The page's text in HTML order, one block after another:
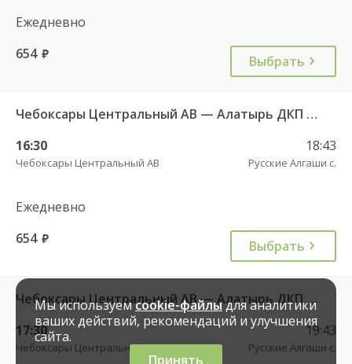
Ежедневно
654 руб. Выбрать
Чебоксары Центральный АВ — Алатырь ДКП ч/з Шумерля г. ДКП 535
16:30
Чебоксары Центральный АВ
18:43
Русские Алгаши с.
Ежедневно
654 руб. Выбрать
Чебоксары Центральный АВ — Алатырь ДКП ч/з Шумерля г. ДКП 535
17:30
Чебоксары Центральный АВ
19:43
Русские Алгаши с.
Мы используемcookie-файлыдля аналитики
ваших действий, рекомендаций и улучшения
сайта.
Принять